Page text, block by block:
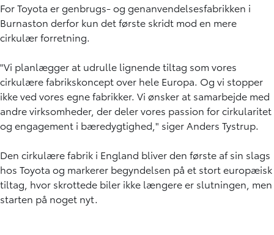
For Toyota er genbrugs- og genanvendelsesfabrikken i
Burnaston derfor kun det første skridt mod en mere
cirkulær forretning.
"Vi planlægger at udrulle lignende tiltag som vores
cirkulære fabrikskoncept over hele Europa. Og vi stopper
ikke ved vores egne fabrikker. Vi ønsker at samarbejde med
andre virksomheder, der deler vores passion for cirkularitet
og engagement i bæredygtighed," siger Anders Tystrup.
Den cirkulære fabrik i England bliver den første af sin slags
hos Toyota og markerer begyndelsen på et stort europæisk
tiltag, hvor skrottede biler ikke længere er slutningen, men
starten på noget nyt.